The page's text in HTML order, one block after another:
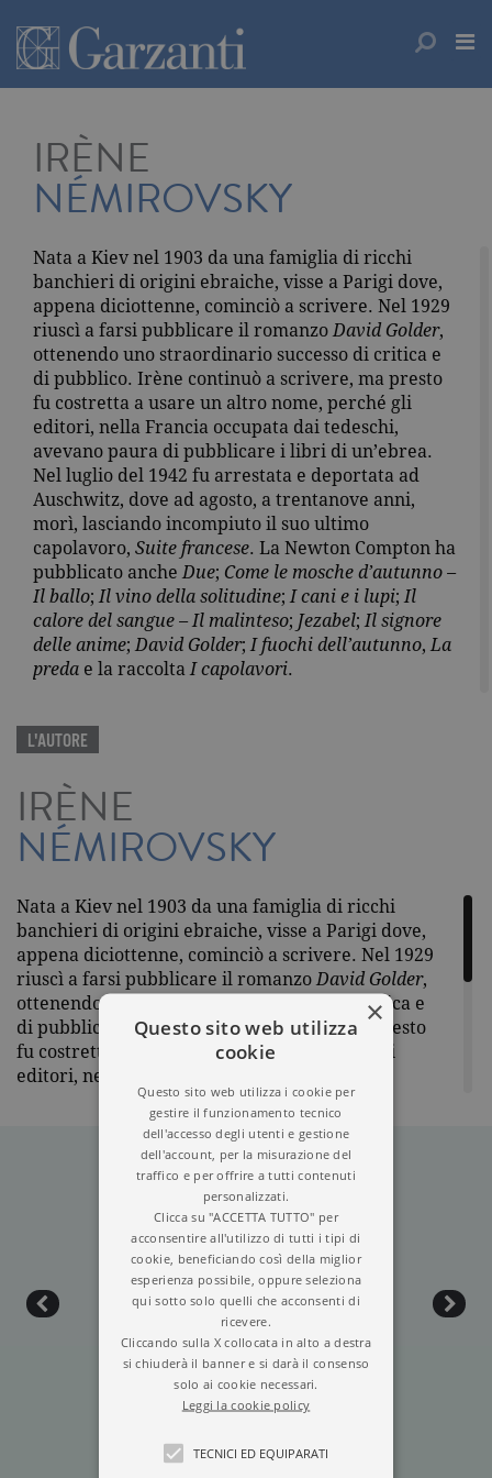
IRÈNE
NÉMIROVSKY
Nata a Kiev nel 1903 da una famiglia di ricchi
banchieri di origini ebraiche, visse a Parigi dove,
appena diciottenne, cominciò a scrivere. Nel 1929
riuscì a farsi pubblicare il romanzoDavid Golder,
ottenendo uno straordinario successo di critica e
di pubblico. Irène continuò a scrivere, ma presto
fu costretta a usare un altro nome, perché gli
editori, nella Francia occupata dai tedeschi,
avevano paura di pubblicare i libri di un’ebrea.
Nel luglio del 1942 fu arrestata e deportata ad
Auschwitz, dove ad agosto, a trentanove anni,
morì, lasciando incompiuto il suo ultimo
capolavoro, Suite francese. La Newton Compton ha
pubblicato ancheDue; Come le mosche d’autunno –
Il ballo;Il vino della solitudine;I cani e i lupi;Il
calore del sangue – Il malinteso; Jezabel;Il signore
delle anime;David Golder;I fuochi dell’autunno, La
preda e la raccoltaI capolavori.
L'AUTORE
IRÈNE
NÉMIROVSKY
Nata a Kiev nel 1903 da una famiglia di ricchi
banchieri di origini ebraiche, visse a Parigi dove,
appena diciottenne, cominciò a scrivere. Nel 1929
riuscì a farsi pubblicare il romanzoDavid Golder,
ottenendo uno straordinario successo di critica e
di pubblico. Irène continuò a scrivere, ma presto
fu costretta a usare un altro nome, perché gli
editori, nella Francia occupata dai tedeschi,
avevano paura di pubblicare i libri di un’ebrea.
Nel luglio del 1942 fu arrestata e deportata ad
Auschwitz, dove ad agosto, a trentanove anni,
morì, lasciando incompiuto il suo ultimo
Suite francese. La Newton Compton ha
pubblicato ancheDue; Come le mosche d’autunno –
Il vino della solitudine; I cani e i lupi
calore del sangue – Il malinteso; Jezabel;Il signore
delle anime
David Golder;I fuochi dell’autunno
La
preda
I capolavori
×
Questo sito web utilizza
cookie
Questo sito web utilizza i cookie per
gestire il funzionamento tecnico
dell'accesso degli utenti e gestione
dell'account, per la misurazione del
traffico e per offrire a tutti contenuti
personalizzati.
Clicca su "ACCETTA TUTTO" per
acconsentire all'utilizzo di tutti i tipi di
cookie, beneficiando così della miglior
esperienza possibile, oppure seleziona
qui sotto solo quelli che acconsenti di
ricevere.
Cliccando sulla X collocata in alto a destra
si chiuderà il banner e si darà il consenso
solo ai cookie necessari.
Leggi la cookie policy
TECNICI ED EQUIPARATI